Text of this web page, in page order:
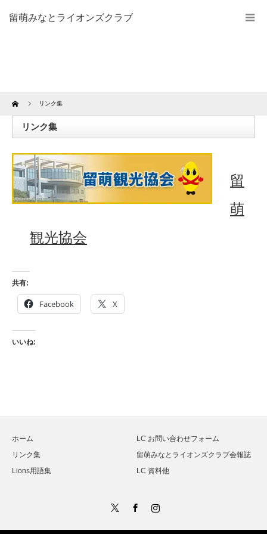
留萌みなとライオンズクラブ
Home リンク集
リンク集
留
萌
観光協会
共有:
Facebook X
いいね:
ホーム
LC お問い合わせフォーム
リンク集
留萌みなとライオンズクラブ会報誌
Lions用語集
LC 資料他
Instagram